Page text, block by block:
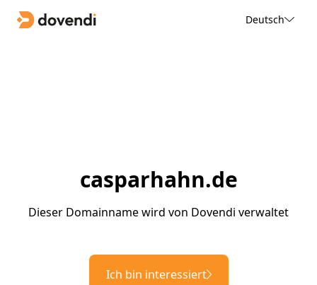
Deutsch
casparhahn.de
Dieser Domainname wird von Dovendi verwaltet
Ich bin interessiert